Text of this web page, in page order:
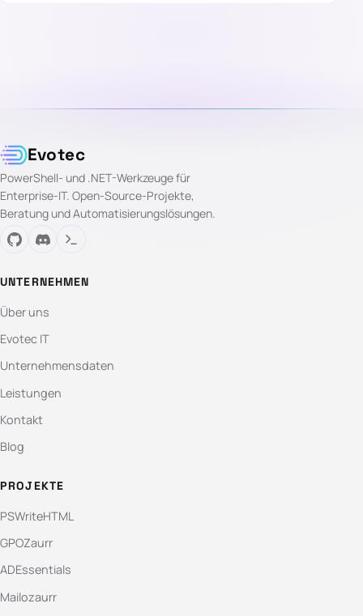
Evotec
PowerShell- und .NET-Werkzeuge für
Enterprise-IT. Open-Source-Projekte,
Beratung und Automatisierungslösungen.
UNTERNEHMEN
Über uns
Evotec IT
Unternehmensdaten
Leistungen
Kontakt
Blog
PROJEKTE
PSWriteHTML
GPOZaurr
ADEssentials
Mailozaurr